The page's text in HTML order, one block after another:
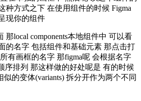
种方式之下 在使用组件的时候 Figma
现你的组件
那local components本地组件中 可以看
的名字 包括组件和基础元素 那点击打
有画框的名字 那figma呢 会根据名字
序排列 那这样做的好处呢是 有的时候
的变体(variants) 拆分开作为两个不同